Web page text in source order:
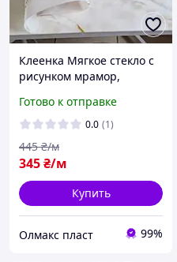
Клеенка Мягкое стекло с
рисунком мрамор,
на метраж
Готово к отправке
0.0 (1)
345₴/м
445 ₴/м
Купить
Олмакс пласт 99%